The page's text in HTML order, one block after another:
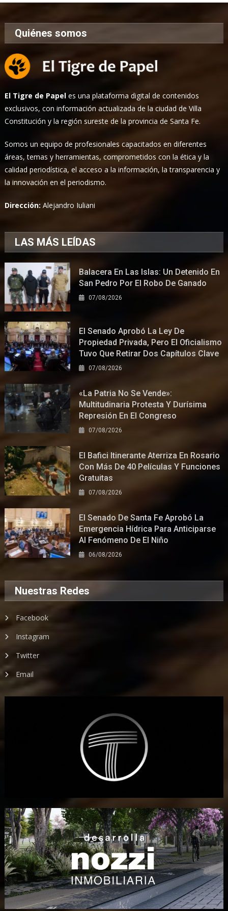
Quiénes somos
El Tigre de Papel es una plataforma digital de contenidos
exclusivos, con información actualizada de la ciudad de Villa
Constitución y la región sureste de la provincia de Santa Fe.
Somos un equipo de profesionales capacitados en diferentes
áreas, temas y herramientas, comprometidos con la ética y la
calidad periodística, el acceso a la información, la transparencia y
la innovación en el periodismo.
Dirección:Alejandro Iuliani
LAS MÁS LEÍDAS
Balacera En Las Islas: Un Detenido En
San Pedro Por El Robo De Ganado
07/08/2026
El Senado Aprobó La Ley De
Propiedad Privada, Pero El Oficialismo
Tuvo Que Retirar Dos Capítulos Clave
07/08/2026
«La Patria No Se Vende»:
Multitudinaria Protesta Y Durísima
Represión En El Congreso
07/08/2026
El Bafici Itinerante Aterriza En Rosario
Con Más De 40 Películas Y Funciones
Gratuitas
07/08/2026
El Senado De Santa Fe Aprobó La
Emergencia Hídrica Para Anticiparse
Al Fenómeno De El Niño
06/08/2026
Nuestras Redes
Facebook
Instagram
Twitter
Email